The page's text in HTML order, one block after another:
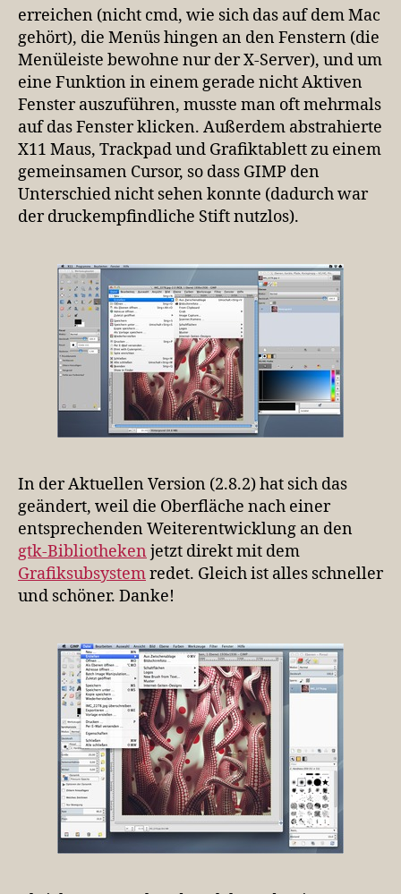
erreichen (nicht cmd, wie sich das auf dem Mac
gehört), die Menüs hingen an den Fenstern (die
Menüleiste bewohne nur der X-Server), und um
eine Funktion in einem gerade nicht Aktiven
Fenster auszuführen, musste man oft mehrmals
auf das Fenster klicken. Außerdem abstrahierte
X11 Maus, Trackpad und Grafiktablett zu einem
gemeinsamen Cursor, so dass GIMP den
Unterschied nicht sehen konnte (dadurch war
der druckempfindliche Stift nutzlos).
In der Aktuellen Version (2.8.2) hat sich das
geändert, weil die Oberfläche nach einer
entsprechenden Weiterentwicklung an den
gtk-Bibliotheken jetzt direkt mit dem
Grafiksubsystemredet. Gleich ist alles schneller
und schöner. Danke!